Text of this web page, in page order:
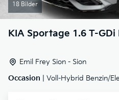
18 Bilder
KIA Sportage 1.6 T-
Emil Frey Sion - Sion
Occasion | Voll-Hybrid Benzin/